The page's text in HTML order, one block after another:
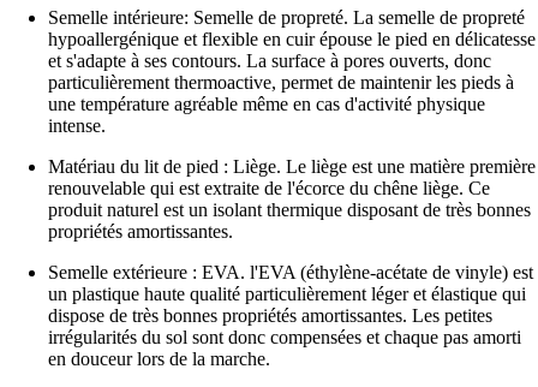
Semelle intérieure: Semelle de propreté. La semelle de propreté
hypoallergénique et flexible en cuir épouse le pied en délicatesse
et s'adapte à ses contours. La surface à pores ouverts, donc
particulièrement thermoactive, permet de maintenir les pieds à
une température agréable même en cas d'activité physique
intense.
Matériau du lit de pied : Liège. Le liège est une matière première
renouvelable qui est extraite de l'écorce du chêne liège. Ce
produit naturel est un isolant thermique disposant de très bonnes
propriétés amortissantes.
Semelle extérieure : EVA. l'EVA (éthylène-acétate de vinyle) est
un plastique haute qualité particulièrement léger et élastique qui
dispose de très bonnes propriétés amortissantes. Les petites
irrégularités du sol sont donc compensées et chaque pas amorti
en douceur lors de la marche.